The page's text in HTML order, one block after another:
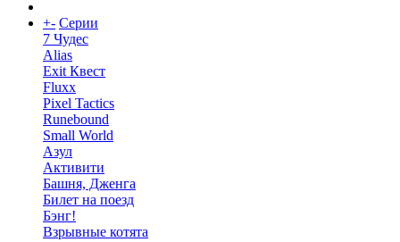
+- Серии
7 Чудес
Alias
Exit Квест
Fluxx
Pixel Tactics
Runebound
Small World
Азул
Активити
Башня, Дженга
Билет на поезд
Бэнг!
Взрывные котята